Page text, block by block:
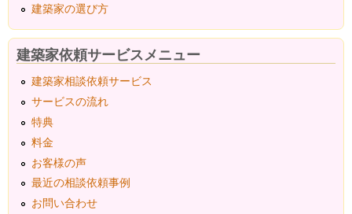
建築家の選び方
建築家依頼サービスメニュー
建築家相談依頼サービス
サービスの流れ
特典
料金
お客様の声
最近の相談依頼事例
お問い合わせ